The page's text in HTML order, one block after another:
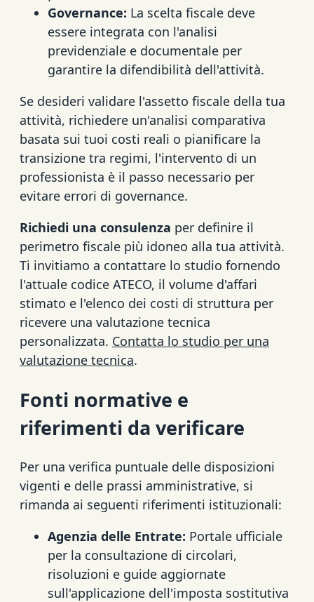
Governance: La scelta fiscale deve
essere integrata con l'analisi
previdenziale e documentale per
garantire la difendibilità dell'attività.
Se desideri validare l'assetto fiscale della tua
attività, richiedere un'analisi comparativa
basata sui tuoi costi reali o pianificare la
transizione tra regimi, l'intervento di un
professionista è il passo necessario per
evitare errori di governance.
Richiedi una consulenza per definire il
perimetro fiscale più idoneo alla tua attività.
Ti invitiamo a contattare lo studio fornendo
l'attuale codice ATECO, il volume d'affari
stimato e l'elenco dei costi di struttura per
ricevere una valutazione tecnica
personalizzata. Contatta lo studio per una
valutazione tecnica.
Fonti normative e
riferimenti da verificare
Per una verifica puntuale delle disposizioni
vigenti e delle prassi amministrative, si
rimanda ai seguenti riferimenti istituzionali:
Agenzia delle Entrate: Portale ufficiale
per la consultazione di circolari,
risoluzioni e guide aggiornate
sull'applicazione dell'imposta sostitutiva